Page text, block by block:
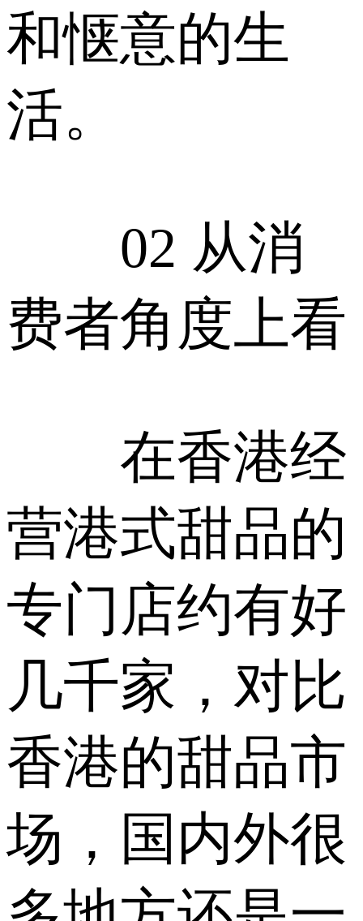
和惬意的生
活。
02 从消
费者角度上看
在香港经
营港式甜品的
专门店约有好
几千家，对比
香港的甜品市
场，国内外很